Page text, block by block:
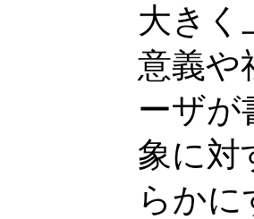
大きく
意義や
ーザが
象に対
らか